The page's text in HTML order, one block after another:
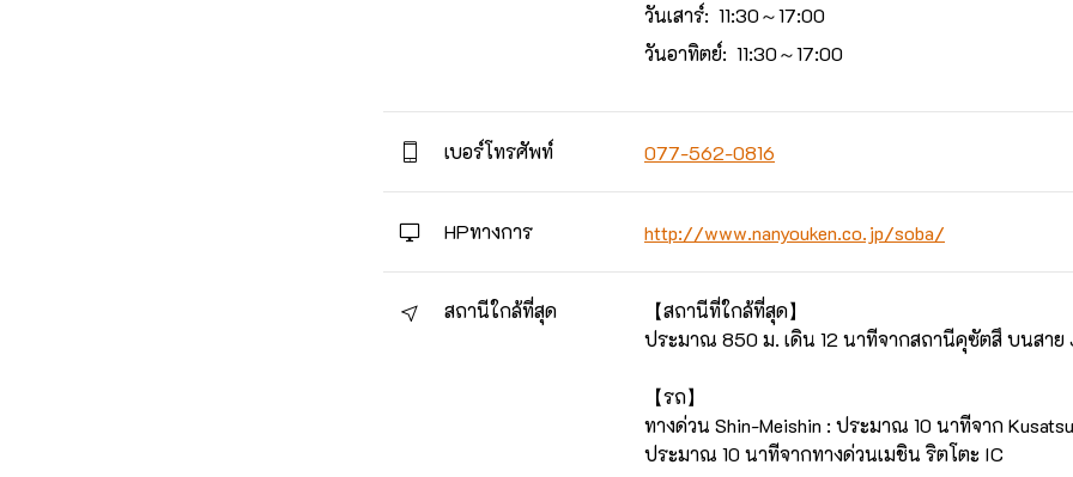
วันเสาร์: 11:30～17:00
วันอาทิตย์: 11:30～17:00
เบอร์โทรศัพท์ 077-562-0816
HPทางการ http://www.nanyouken.co.jp/soba/
สถานีใกล้ที่สุด
【สถานีที่ใกล้ที่สุด】
ประมาณ 850 ม. เดิน 12 นาทีจากสถานีคุซัตสึ บนสาย
【รถ】
ทางด่วน Shin-Meishin : ประมาณ 10 นาทีจาก
ประมาณ 10 นาทีจากทางด่วนเมชิน ริตโตะ IC